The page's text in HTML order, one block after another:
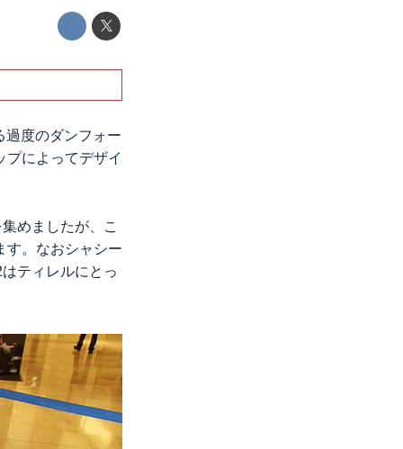
過度のダンフォー
によってデザイ
めましたが、こ
す。なおシャシー
ティレルにとっ